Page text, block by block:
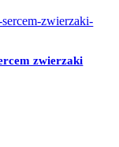
zwierzaki